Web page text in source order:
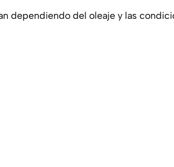
dependiendo del oleaje y las